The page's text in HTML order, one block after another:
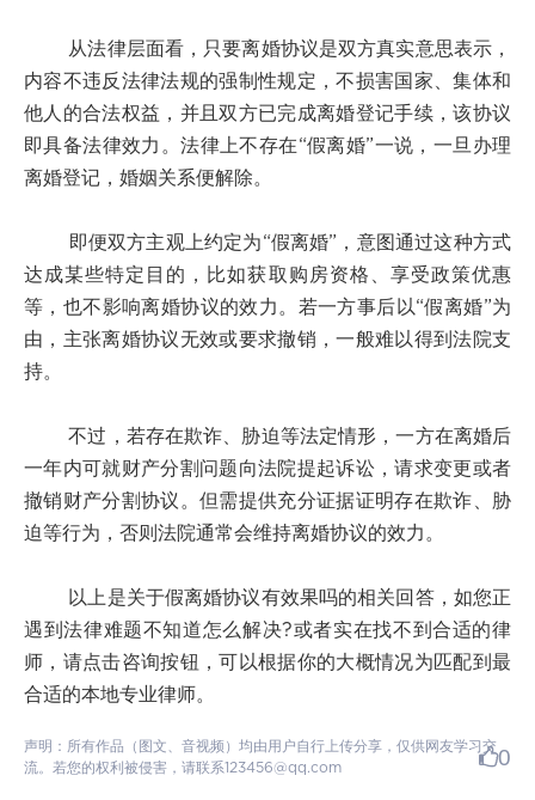
从法律层面看，只要离婚协议是双方真实意思表示，
内容不违反法律法规的强制性规定，不损害国家、集体和
他人的合法权益，并且双方已完成离婚登记手续，该协议
即具备法律效力。法律上不存在“假离婚”一说，一旦办理
离婚登记，婚姻关系便解除。
即便双方主观上约定为“假离婚”，意图通过这种方式
达成某些特定目的，比如获取购房资格、享受政策优惠
等，也不影响离婚协议的效力。若一方事后以“假离婚”为
由，主张离婚协议无效或要求撤销，一般难以得到法院支
持。
不过，若存在欺诈、胁迫等法定情形，一方在离婚后
一年内可就财产分割问题向法院提起诉讼，请求变更或者
撤销财产分割协议。但需提供充分证据证明存在欺诈、胁
迫等行为，否则法院通常会维持离婚协议的效力。
以上是关于假离婚协议有效果吗的相关回答，如您正
遇到法律难题不知道怎么解决?或者实在找不到合适的律
师，请点击咨询按钮，可以根据你的大概情况为匹配到最
合适的本地专业律师。
声明：所有作品（图文、音视频）均由用户自行上传分享，仅供网友学习交
流。若您的权利被侵害，请联系123456@qq.com
0